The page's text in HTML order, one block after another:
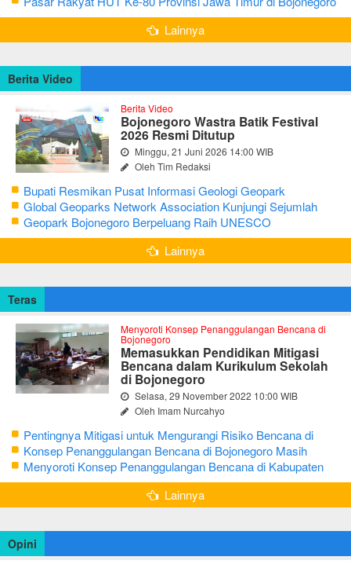
Lainnya
Berita Video
Berita Video
Bojonegoro Wastra Batik Festival
2026 Resmi Ditutup
Minggu, 21 Juni 2026 14:00 WIB
Oleh Tim Redaksi
Bupati Resmikan Pusat Informasi Geologi Geopark
Bojonegoro
Global Geoparks Network Association Kunjungi Sejumlah
Geosite di Bojonegoro
Geopark Bojonegoro Berpeluang Raih UNESCO
Global Geopark
Lainnya
Teras
Menyoroti Konsep Penanggulangan Bencana di
Bojonegoro
Memasukkan Pendidikan Mitigasi
Bencana dalam Kurikulum Sekolah
di Bojonegoro
Selasa, 29 November 2022 10:00 WIB
Oleh Imam Nurcahyo
Pentingnya Mitigasi untuk Mengurangi Risiko Bencana di
Bojonegoro
Konsep Penanggulangan Bencana di Bojonegoro Masih
Mengutamakan Tanggap Darurat
Menyoroti Konsep Penanggulangan Bencana di Kabupaten
Bojonegoro
Lainnya
Opini